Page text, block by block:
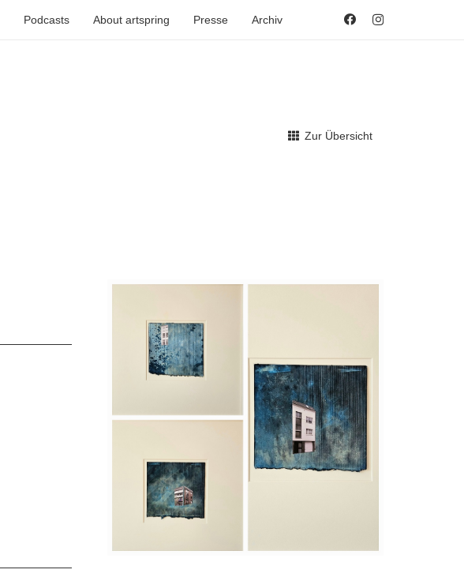
Podcasts About artspring Presse Archiv
Zur Übersicht